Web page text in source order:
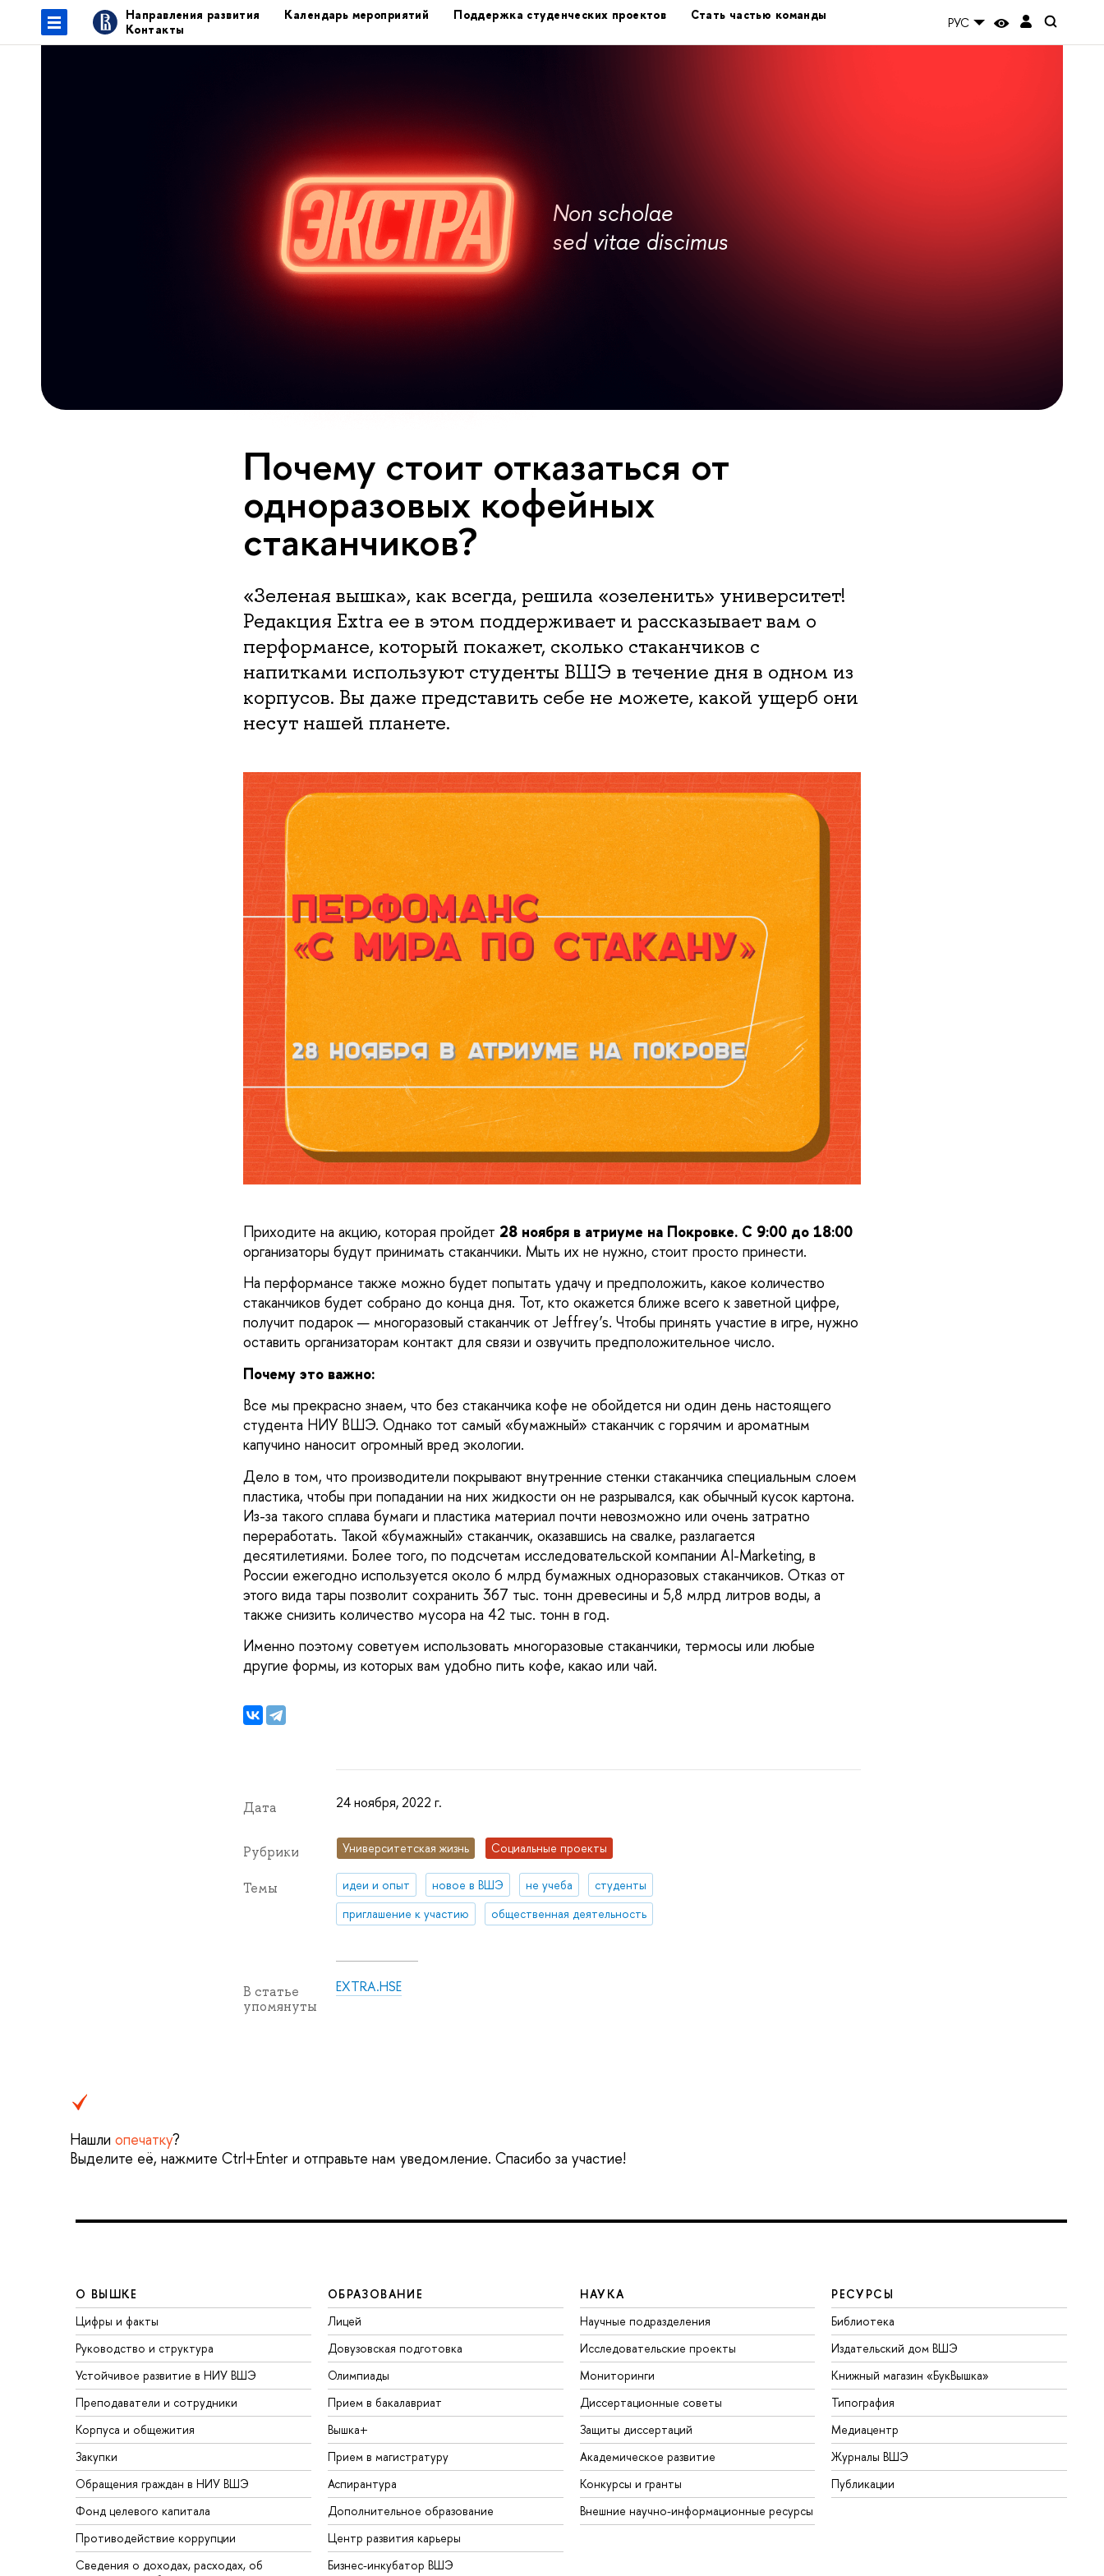
Направления развития Календарь мероприятий Поддержка студенческих проектов
Стать частью команды
Контакты
РУС
Non scholae
sed vitae discimus
Почему стоит отказаться от
одноразовых кофейных
стаканчиков?
«Зеленая вышка», как всегда, решила «озеленить» университет!
Редакция Extra ee в этом поддерживает и рассказывает вам о
перформансе, который покажет, сколько стаканчиков с
напитками используют студенты ВШЭ в течение дня в одном из
корпусов. Вы даже представить себе не можете, какой ущерб они
несут нашей планете.
Приходите на акцию, которая пройдет 28 ноября в атриуме на Покровке. С 9:00 до 18:00
организаторы будут принимать стаканчики. Мыть их не нужно, стоит просто принести.
На перформансе также можно будет попытать удачу и предположить, какое количество
стаканчиков будет собрано до конца дня. Тот, кто окажется ближе всего к заветной цифре,
получит подарок — многоразовый стаканчик от Jeffrey’s. Чтобы принять участие в игре, нужно
оставить организаторам контакт для связи и озвучить предположительное число.
Почему это важно:
Все мы прекрасно знаем, что без стаканчика кофе не обойдется ни один день настоящего
студента НИУ ВШЭ. Однако тот самый «бумажный» стаканчик с горячим и ароматным
капучино наносит огромный вред экологии.
Дело в том, что производители покрывают внутренние стенки стаканчика специальным слоем
пластика, чтобы при попадании на них жидкости он не разрывался, как обычный кусок картона.
Из-за такого сплава бумаги и пластика материал почти невозможно или очень затратно
переработать. Такой «бумажный» стаканчик, оказавшись на свалке, разлагается
десятилетиями. Более того, по подсчетам исследовательской компании AI-Marketing, в
России ежегодно используется около 6 млрд бумажных одноразовых стаканчиков. Отказ от
этого вида тары позволит сохранить 367 тыс. тонн древесины и 5,8 млрд литров воды, а
также снизить количество мусора на 42 тыс. тонн в год.
Именно поэтому советуем использовать многоразовые стаканчики, термосы или любые
другие формы, из которых вам удобно пить кофе, какао или чай.
Дата 24 ноября, 2022 г.
Рубрики Университетская жизнь Социальные проекты
Темы идеи и опыт новое в ВШЭ не учеба
студенты
приглашение к участию
общественная деятельность
В статье
упомянуты
EXTRA.HSE
Нашли опечатку?
Выделите её, нажмите Ctrl+Enter и отправьте нам уведомление. Спасибо за участие!
О ВЫШКЕ
Цифры и факты
Руководство и структура
Устойчивое развитие в НИУ ВШЭ
Преподаватели и сотрудники
Корпуса и общежития
Закупки
Обращения граждан в НИУ ВШЭ
Фонд целевого капитала
Противодействие коррупции
Сведения о доходах, расходах, об
ОБРАЗОВАНИЕ
Лицей
Довузовская подготовка
Олимпиады
Прием в бакалавриат
Вышка+
Прием в магистратуру
Аспирантура
Дополнительное образование
Центр развития карьеры
Бизнес-инкубатор ВШЭ
НАУКА
Научные подразделения
Исследовательские проекты
Мониторинги
Диссертационные советы
Защиты диссертаций
Академическое развитие
Конкурсы и гранты
Внешние научно-информационные ресурсы
РЕСУРСЫ
Библиотека
Издательский дом ВШЭ
Книжный магазин «БукВышка»
Типография
Медиацентр
Журналы ВШЭ
Публикации